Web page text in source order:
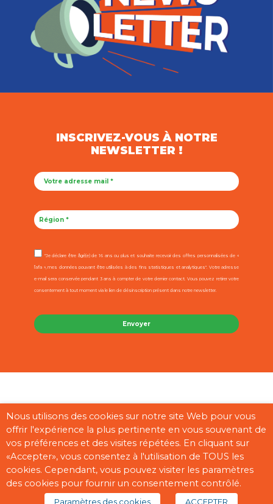
INSCRIVEZ-VOUS À NOTRE
NEWSLETTER !
"Je déclare être âgé(e) de 16 ans ou plus et souhaite recevoir des offres personnalisées de «
l’afa », mes données pouvant être utilisées à des fins statistiques et analytiques". Votre adresse
e-mail sera conservée pendant 3 ans à compter de votre dernier contact. Vous pouvez retirer votre
consentement à tout moment via le lien de désinscription présent dans notre newsletter.
Contact Mentions légales CGU Cookies
Plan du site
Pages partenaires
Copyright © 2026 “afa” | Réalisé parDigisanté
Nous utilisons des cookies sur notre site Web pour vous
offrir l'expérience la plus pertinente en vous souvenant de
vos préférences et des visites répétées. En cliquant sur
«Accepter», vous consentez à l'utilisation de TOUS les
cookies. Cependant, vous pouvez visiter les paramètres
des cookies pour fournir un consentement contrôlé.
Paramètres des cookies ACCEPTER